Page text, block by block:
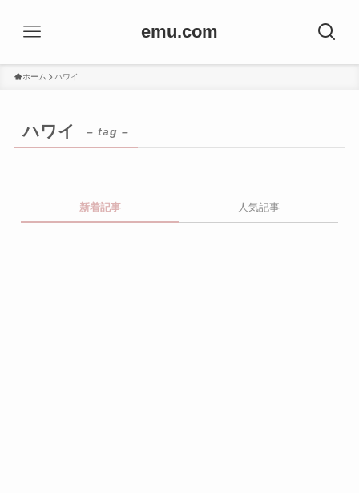
emu.com
ホーム ハワイ
ハワイ – tag –
新着記事 人気記事